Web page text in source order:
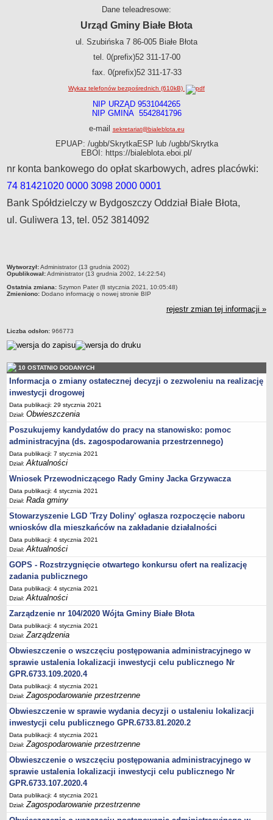
Jak załatwić sprawę w urzędzie
Rejestry i ewidencje
Elektroniczne Biuro Obsługi Interesanta
Elektroniczna Skrzynka Podawcza
WŁADZE I STRUKTURA
Struktura organizacyjna
Rada gminy
Jednostki organizacyjne
Jednostki pomocnicze (Sołectwa)
Oferty pracy
Zarządzenia Wójta
Protokoły
Opłaty i podatki
Zagospodarowanie przestrzenne
Decyzje środowiskowe
Akty prawa miejscowego
Dzienniki Ustaw i Monitor Polski
Gospodarowanie nieruchomościami
Kontrola podatkowa
Teksty jednolite
Uchwały ZWiUK
Kontrola i Audyt
FINANSE GMINY
Budżet
Wykonanie budżetu
Opinie RIO
Majątek gminy
Informacje o wykonaniu budżetu, pomoc publiczna (w tym ulgi,
odroczenia i inne)
Wieloletnia Prognoza Finansowa
PRZETARGI
Przetargi aktualne
Przetargi na nieruchomości
Zapytania ofertowe
Najem dzierżawa
Przetargi na ruchomości
Plan postępowań o udzielenie zamówień
Platforma zakupowa
OCHRONA ŚRODOWISKA
Informacje ogólne
Harmonogramy
Dane teleadresowe:
Urząd Gminy Białe Błota
ul. Szubińska 7 86-005 Białe Błota
tel. 0(prefix)52 311-17-00
fax. 0(prefix)52 311-17-33
Wykaz telefonów bezpośrednich (610kB)
NIP URZĄD 9531044265
NIP GMINA 5542841796
e-mail
sekretariat@bialeblota.eu
EPUAP: /ugbb/SkrytkaESP lub /ugbb/Skrytka
EBOI: https://bialeblota.eboi.pl/
nr konta bankowego do opłat skarbowych, adres placówki:
74 81421020 0000 3098 2000 0001
Bank Spółdzielczy w Bydgoszczy Oddział Białe Błota,
ul. Guliwera 13, tel. 052 3814092
metryczka
Wytworzył:Administrator (13 grudnia 2002)
Opublikował:Administrator (13 grudnia 2002, 14:22:54)
Ostatnia zmiana: Szymon Pater (8 stycznia 2021, 10:05:48)
Zmieniono: Dodano informację o nowej stronie BIP
rejestr zmian tej informacji »
Liczba odsłon: 966773
10 OSTATNIO DODANYCH
Informacja o zmiany ostatecznej decyzji o zezwoleniu na realizację
inwestycji drogowej
Data publikacji: 29 stycznia 2021
Dział:Obwieszczenia
Poszukujemy kandydatów do pracy na stanowisko: pomoc
administracyjna (ds. zagospodarowania przestrzennego)
Data publikacji: 7 stycznia 2021
Dział:Aktualności
Wniosek Przewodniczącego Rady Gminy Jacka Grzywacza
Data publikacji: 4 stycznia 2021
Dział:Rada gminy
Stowarzyszenie LGD 'Trzy Doliny' ogłasza rozpoczęcie naboru
wniosków dla mieszkańców na zakładanie działalności
Data publikacji: 4 stycznia 2021
Dział:Aktualności
GOPS - Rozstrzygnięcie otwartego konkursu ofert na realizację
zadania publicznego
Data publikacji: 4 stycznia 2021
Dział:Aktualności
Zarządzenie nr 104/2020 Wójta Gminy Białe Błota
Data publikacji: 4 stycznia 2021
Dział:Zarządzenia
Obwieszczenie o wszczęciu postępowania administracyjnego w
sprawie ustalenia lokalizacji inwestycji celu publicznego Nr
GPR.6733.109.2020.4
Data publikacji: 4 stycznia 2021
Dział:Zagospodarowanie przestrzenne
Obwieszczenie w sprawie wydania decyzji o ustaleniu lokalizacji
inwestycji celu publicznego GPR.6733.81.2020.2
Data publikacji: 4 stycznia 2021
Dział:Zagospodarowanie przestrzenne
Obwieszczenie o wszczęciu postępowania administracyjnego w
sprawie ustalenia lokalizacji inwestycji celu publicznego Nr
GPR.6733.107.2020.4
Data publikacji: 4 stycznia 2021
Dział:Zagospodarowanie przestrzenne